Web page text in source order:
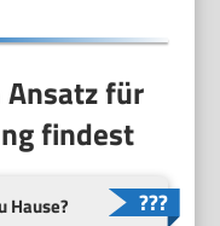
für
findest
Hause?